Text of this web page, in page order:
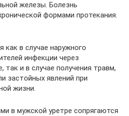
железы. Болезнь
формами протекания.
как в случае наружного
инфекции через
так и в случае получения травм,
застойных явлений при
жизни.
в мужской уретре сопрягаются